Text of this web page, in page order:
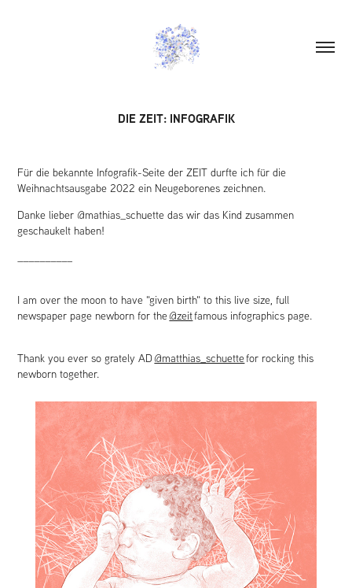
DIE ZEIT: INFOGRAFIK
Für die bekannte Infografik-Seite der ZEIT durfte ich für die
Weihnachtsausgabe 2022 ein Neugeborenes zeichnen.
Danke lieber @mathias_schuette das wir das Kind zusammen
geschaukelt haben!
I am over the moon to have "given birth" to this live size, full
newspaper page newborn for the@zeitfamous infographics page.
Thank you ever so grately AD@matthias_schuettefor rocking this
newborn together.